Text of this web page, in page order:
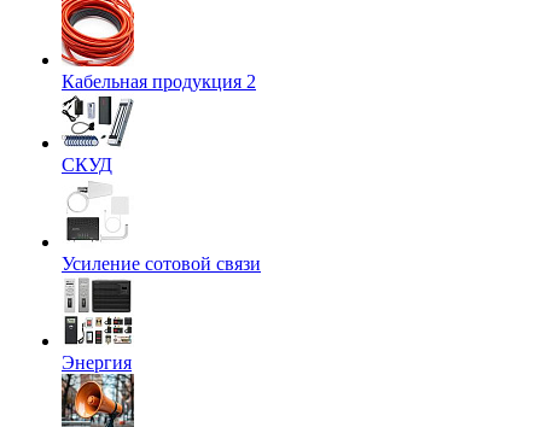
Кабельная продукция 2
СКУД
Усиление сотовой связи
Энергия